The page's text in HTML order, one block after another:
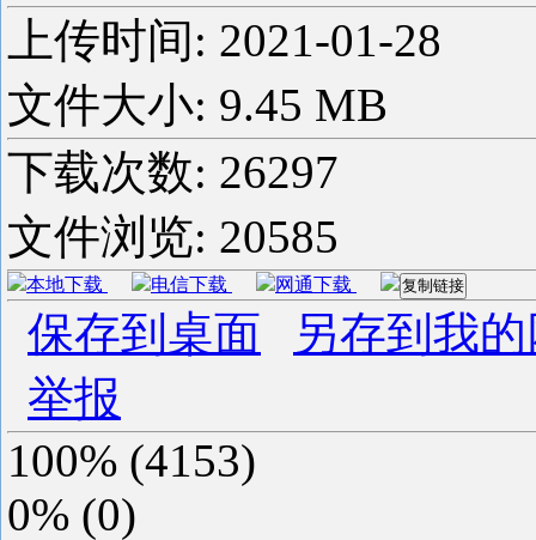
上传时间: 2021-01-28
文件大小: 9.45 MB
下载次数: 26297
文件浏览: 20585
本地下载 电信下载 网通下载 复制链接
保存到桌面
另存到我
举报
100% (4153)
0% (0)